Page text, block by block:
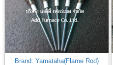
Brand: Yamataha(Flame Rod)